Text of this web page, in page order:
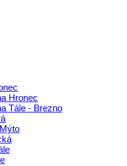
Hronec
Tále - Brezno